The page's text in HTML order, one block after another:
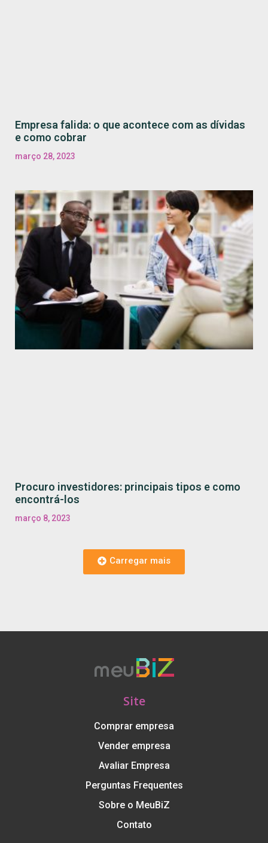
Empresa falida: o que acontece com as dívidas
e como cobrar
março 28, 2023
Procuro investidores: principais tipos e como
encontrá-los
março 8, 2023
Carregar mais
Site
Comprar empresa
Vender empresa
Avaliar Empresa
Perguntas Frequentes
Sobre o MeuBiZ
Contato